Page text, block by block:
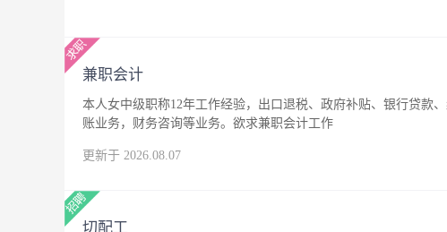
兼职会计
本人女中级职称12年工作经验，出口退税、政府补贴、银行贷款
账业务，财务咨询等业务。欲求兼职会计工作
更新于 2026.08.07
切配工